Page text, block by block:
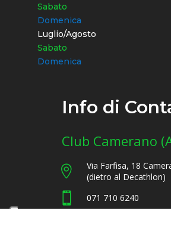
Sabato
Domenica
Luglio/Agosto
Sabato
Domenica
Info di
Club Camerano

Via Farfisa, 18
(dietro al Decathlon)
 071 710 6240